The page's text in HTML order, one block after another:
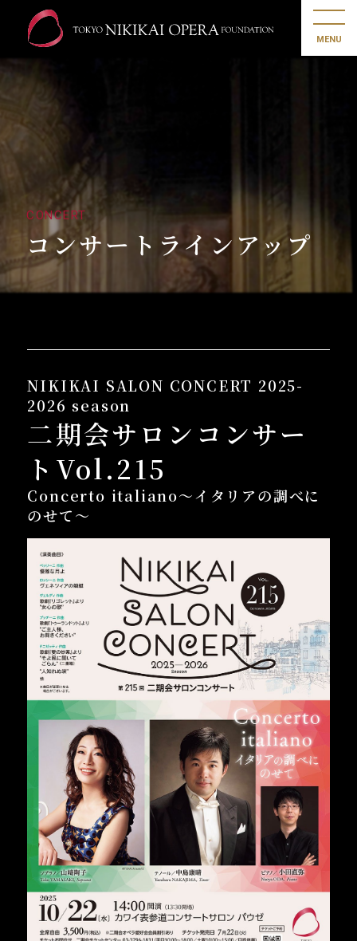
MENU
CONCERT
コンサートラインアップ
NIKIKAI SALON CONCERT 2025-
2026 season
二期会サロンコンサー
トVol.215
Concerto italiano～イタリアの調べに
のせて～